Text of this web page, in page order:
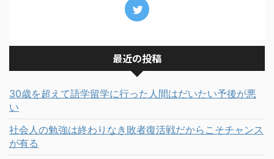
最近の投稿
30歳を超えて語学留学に行った人間はだいたい予後が悪
い
社会人の勉強は終わりなき敗者復活戦だからこそチャンス
が有る